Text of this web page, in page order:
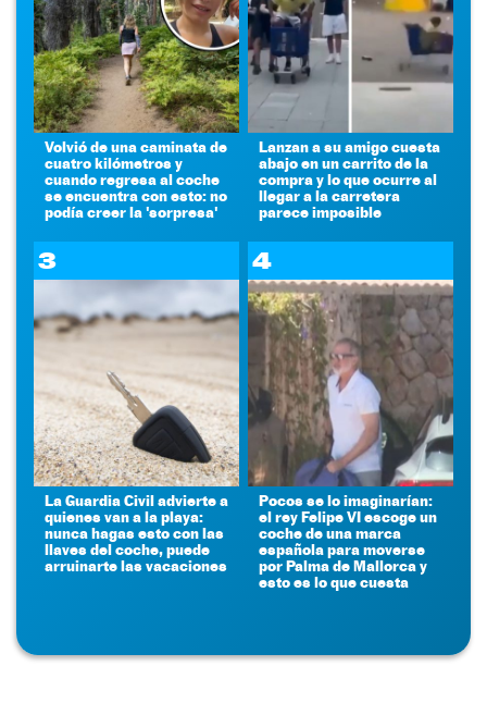
Volvió de una caminata de
cuatro kilómetros y
cuando regresa al coche
se encuentra con esto: no
podía creer la 'sorpresa'
Lanzan a su amigo cuesta
abajo en un carrito de la
compra y lo que ocurre al
llegar a la carretera
parece imposible
3
La Guardia Civil advierte a
quienes van a la playa:
nunca hagas esto con las
llaves del coche, puede
arruinarte las vacaciones
4
Pocos se lo imaginarían:
el rey Felipe VI escoge un
coche de una marca
española para moverse
por Palma de Mallorca y
esto es lo que cuesta